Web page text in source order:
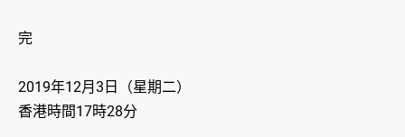
完
2019年12月3日（星期二）
香港時間17時28分